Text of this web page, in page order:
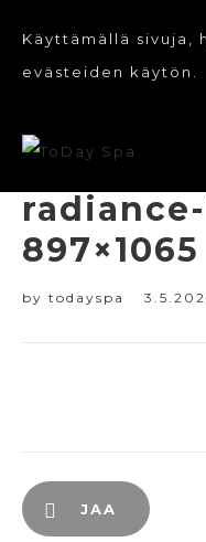
Käyttämällä sivuja,
evästeiden käytön.
897×1065
by todayspa
JAA